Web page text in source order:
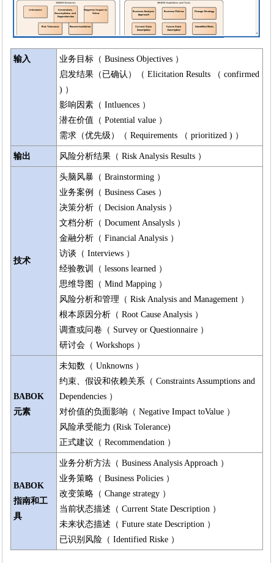
输入
业务目标（ Business Objectives ）
启发结果（已确认）（ Elicitation Results （ confirmed
) ）
影响因素（ Intluences ）
潜在价值（ Potential value ）
需求（优先级）（ Requirements （ prioritized ) ）
输出 风险分析结果（ Risk Analysis Results ）
技术
头脑风暴（ Brainstorming ）
业务案例（ Business Cases ）
决策分析（ Decision Analysis ）
文档分析（ Document Ansalysls ）
金融分析（ Financial Analysis ）
访谈（ Interviews ）
经验教训（ lessons learned ）
思维导图（ Mind Mapping ）
风险分析和管理（ Risk Analysis and Management ）
根本原因分析（ Root Cause Analysis ）
调查或问卷（ Survey or Questionnaire ）
研讨会（ Workshops ）
BABOK
元素
未知数（ Unknowns ）
约束、假设和依赖关系（ Constraints Assumptions and
Dependencies ）
对价值的负面影响（ Negative Impact toValue ）
风险承受能力 (Risk Tolerance)
正式建议（ Recommendation ）
BABOK
指南和工
具
业务分析方法（ Business Analysis Approach ）
业务策略（ Business Policies ）
改变策略（ Change strategy ）
当前状态描述（ Current State Description ）
未来状态描述（ Future state Description ）
已识别风险（ Identified Riske ）